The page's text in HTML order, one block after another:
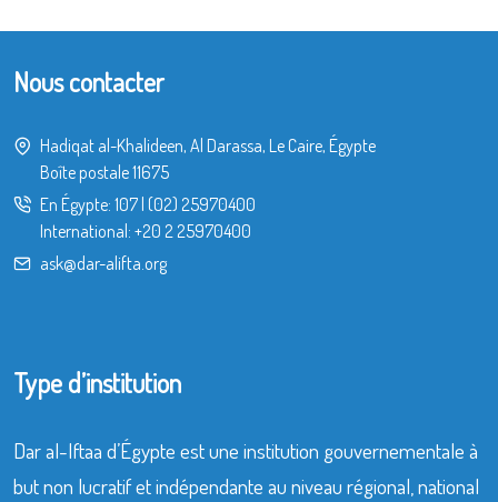
Nous contacter
Hadiqat al-Khalideen, Al Darassa, Le Caire, Égypte
Boîte postale 11675
En Égypte: 107 (02) 25970400
International: +20 2 25970400
ask@dar-alifta.org
Type d’institution
Dar al-Iftaa d’Égypte est une institution gouvernementale à
but non lucratif et indépendante au niveau régional, national